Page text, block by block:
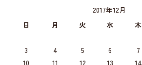
2017年12月
日
月 火 水 木
3
4 5 6 7
10
11 12 13 14